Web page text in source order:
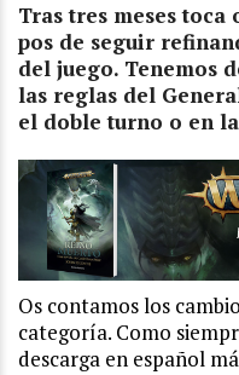
Tras tres meses
pos de seguir
del juego. Tenemos
las reglas del
el doble turno o en
Os contamos los
categoría. Como
descarga en español